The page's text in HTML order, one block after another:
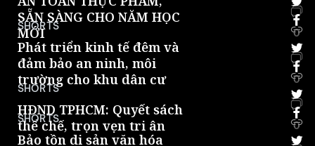
SẴN SÀNG CHO NĂM HỌC
MỚI
0
SHORTS
Phát triển kinh tế đêm và
đảm bảo an ninh, môi
trường cho khu dân cư
0
SHORTS
HĐND TPHCM: Quyết sách
thể chế, trọn vẹn tri ân
0
SHORTS
Bảo tồn di sản văn hóa